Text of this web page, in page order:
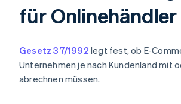
für Onlinehändler
Gesetz 37/1992 legt fest, ob E-
Unternehmen je nach Kundenland mit
abrechnen müssen.